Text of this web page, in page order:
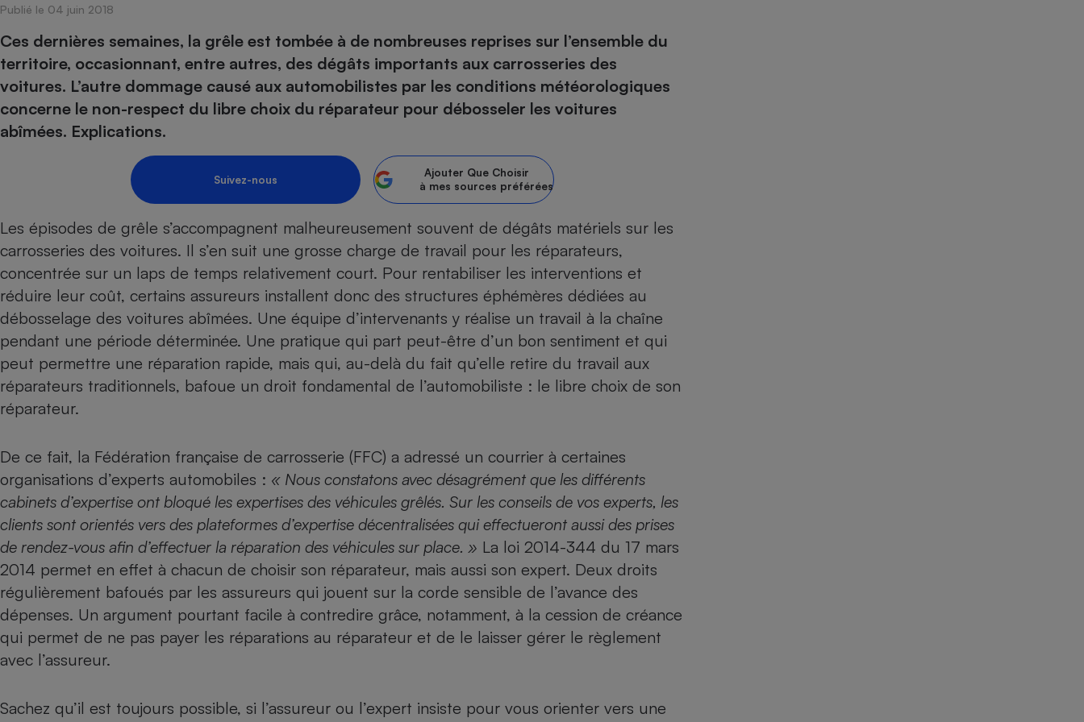
Publié le 04 juin 2018
Ces dernières semaines, la grêle est tombée à de nombreuses reprises sur l’ensemble du
territoire, occasionnant, entre autres, des dégâts importants aux carrosseries des
voitures. L’autre dommage causé aux automobilistes par les conditions météorologiques
concerne le non-respect du libre choix du réparateur pour débosseler les voitures
abîmées. Explications.
Suivez-nous
Ajouter Que Choisir
à mes sources préférées
Les épisodes de grêle s’accompagnent malheureusement souvent de dégâts matériels sur les
carrosseries des voitures. Il s’en suit une grosse charge de travail pour les réparateurs,
concentrée sur un laps de temps relativement court. Pour rentabiliser les interventions et
réduire leur coût, certains assureurs installent donc des structures éphémères dédiées au
débosselage des voitures abîmées. Une équipe d’intervenants y réalise un travail à la chaîne
pendant une période déterminée. Une pratique qui part peut-être d’un bon sentiment et qui
peut permettre une réparation rapide, mais qui, au-delà du fait qu’elle retire du travail aux
réparateurs traditionnels, bafoue un droit fondamental de l’automobiliste : le libre choix de son
réparateur.
De ce fait, la Fédération française de carrosserie (FFC) a adressé un courrier à certaines
organisations d’experts automobiles : « Nous constatons avec désagrément que les différents
cabinets d’expertise ont bloqué les expertises des véhicules grêlés. Sur les conseils de vos experts, les
clients sont orientés vers des plateformes d’expertise décentralisées qui effectueront aussi des prises
de rendez-vous afin d’effectuer la réparation des véhicules sur place. » La loi 2014-344 du 17 mars
2014 permet en effet à chacun de choisir son réparateur, mais aussi son expert. Deux droits
régulièrement bafoués par les assureurs qui jouent sur la corde sensible de l’avance des
dépenses. Un argument pourtant facile à contredire grâce, notamment, à la cession de créance
qui permet de ne pas payer les réparations au réparateur et de le laisser gérer le règlement
avec l’assureur.
Sachez qu’il est toujours possible, si l’assureur ou l’expert insiste pour vous orienter vers une
Complément
alimentaire
Foie gras
bouteille de champagne
Assurance emprunteur
Banque en ligne
Gros électroménager
Petit électroménager - Ustensile
Lave-linge Lave-vaisselle
Plaque de cuisson à
induction
Climatiseur -
Ventilateur
Aspirateur
Téléphonie
Téléviseur Ordinateur portable
Antivirus
Matelas Poêle à granulés
Radiateur électrique Électricité - Gaz
Climatiseur -
Ventilateur
Lessive
Mutuelle Aide auditive
Antimoustique Crème solaire